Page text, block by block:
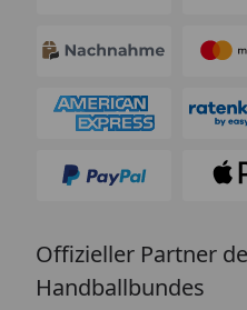
Offizieller Partner
Handballbundes